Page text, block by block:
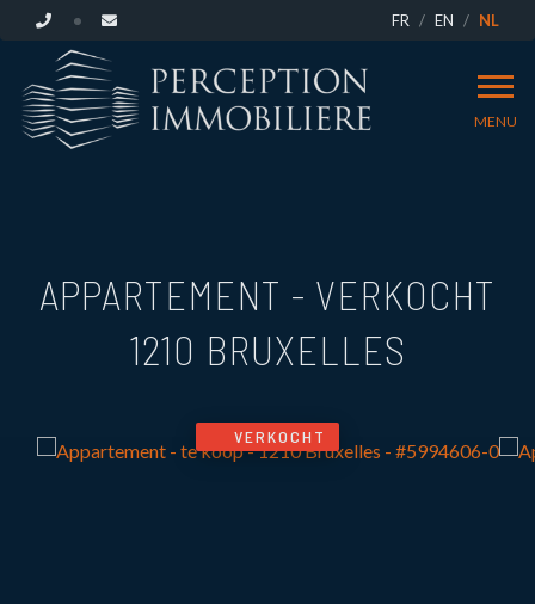
FR EN NL
MENU
APPARTEMENT - VERKOCHT
1210 BRUXELLES
VERKOCHT